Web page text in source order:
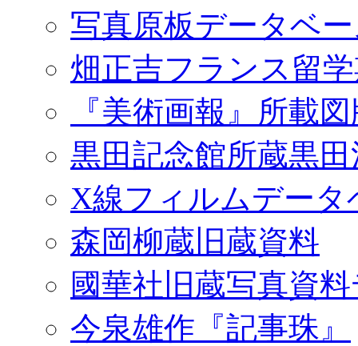
写真原板データベ
畑正吉フランス留
『美術画報』所載
黒田記念館所蔵黒
X線フィルムデータ
森岡柳蔵旧蔵資料
國華社旧蔵写真資
今泉雄作『記事珠』